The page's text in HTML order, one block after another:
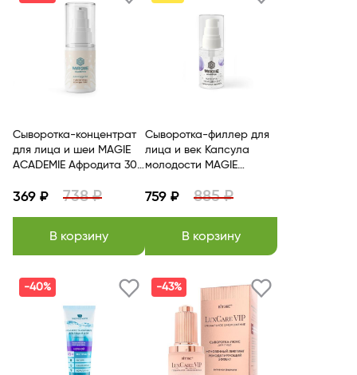
Сыворотка-концентрат
для лица и шеи MAGIE
ACADEMIE Афродита 30
369 ₽ 738 ₽
В корзину
Сыворотка-филлер для
лица и век Капсула
молодости MAGIE
759 ₽ 885 ₽
В корзину
-40% -43%